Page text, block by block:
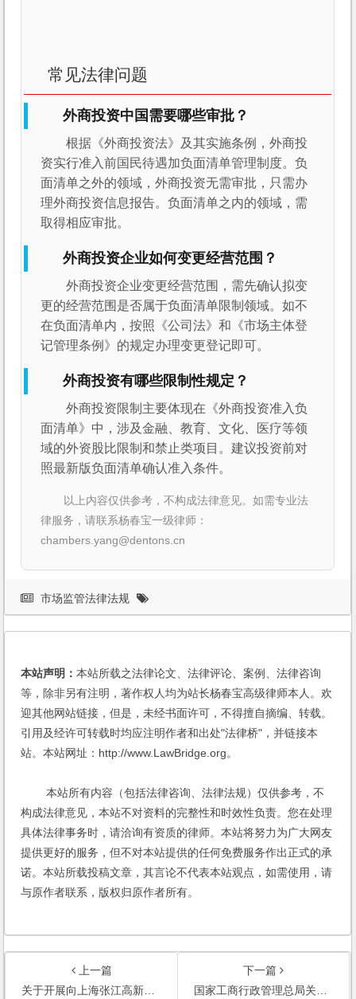
常见法律问题
外商投资中国需要哪些审批？
根据《外商投资法》及其实施条例，外商投
资实行准入前国民待遇加负面清单管理制度。负
面清单之外的领域，外商投资无需审批，只需办
理外商投资信息报告。负面清单之内的领域，需
取得相应审批。
外商投资企业如何变更经营范围？
外商投资企业变更经营范围，需先确认拟变
更的经营范围是否属于负面清单限制领域。如不
在负面清单内，按照《公司法》和《市场主体登
记管理条例》的规定办理变更登记即可。
外商投资有哪些限制性规定？
外商投资限制主要体现在《外商投资准入负
面清单》中，涉及金融、教育、文化、医疗等领
域的外资股比限制和禁止类项目。建议投资前对
照最新版负面清单确认准入条件。
以上内容仅供参考，不构成法律意见。如需专业法
律服务，请联系杨春宝一级律师：
chambers.yang@dentons.cn
市场监管法律法规
本站声明：本站所载之法律论文、法律评论、案例、法律咨询
等，除非另有注明，著作权人均为站长杨春宝高级律师本人。欢
迎其他网站链接，但是，未经书面许可，不得擅自摘编、转载。
引用及经许可转载时均应注明作者和出处"法律桥"，并链接本
站。本站网址：http://www.LawBridge.org。
本站所有内容（包括法律咨询、法律法规）仅供参考，不
构成法律意见，本站不对资料的完整性和时效性负责。您在处理
具体法律事务时，请洽询有资质的律师。本站将努力为广大网友
提供更好的服务，但不对本站提供的任何免费服务作出正式的承
诺。本站所载投稿文章，其言论不代表本站观点，如需使用，请
与原作者联系，版权归原作者所有。
上一篇
关于开展向上海张江高新技术产业开发区各分园下放行政审批权限试点的实施意见
下一篇
国家工商行政管理总局关于支持中国（上海）自由贸易试验区建设的若干意见